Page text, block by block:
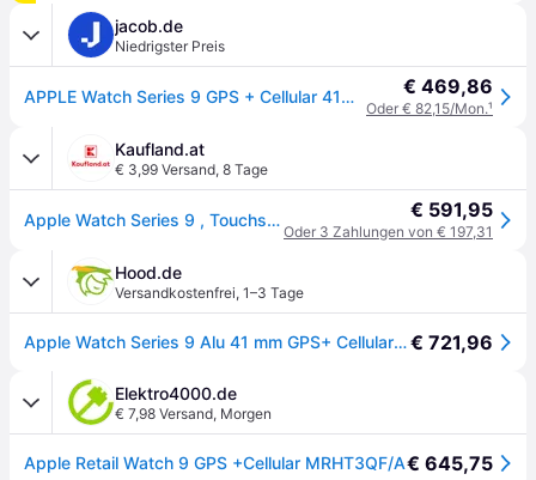
jacob.de
Niedrigster Preis
APPLE Watch Series 9 GPS + Cellular 41mm PRODUCT RED Aluminium Case with PRODUCT RED Sport Band - M/L (MRY83QF/A) € 469,86
Oder € 82,15/Mon.¹
Kaufland.at
€ 3,99 Versand, 8 Tage
Apple Watch Series 9 , Touchscreen, 64 GB, WLAN, GPS, 32,1 g € 591,95
Oder 3 Zahlungen von € 197,31
Hood.de
Versandkostenfrei, 1–3 Tage
Apple Watch Series 9 Alu 41 mm GPS+ Cellular Mitternacht mit Sportarmband€ 721,96
Elektro4000.de
€ 7,98 Versand, Morgen
Apple Retail Watch 9 GPS +Cellular MRHT3QF/A€ 645,75